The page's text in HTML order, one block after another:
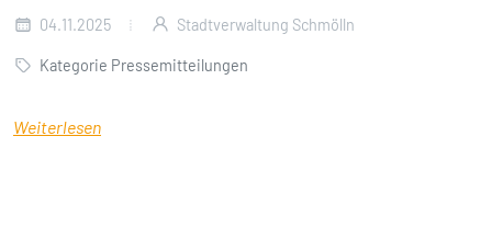
04.11.2025 Stadtverwaltung Schmölln
Kategorie Pressemitteilungen
Weiterlesen